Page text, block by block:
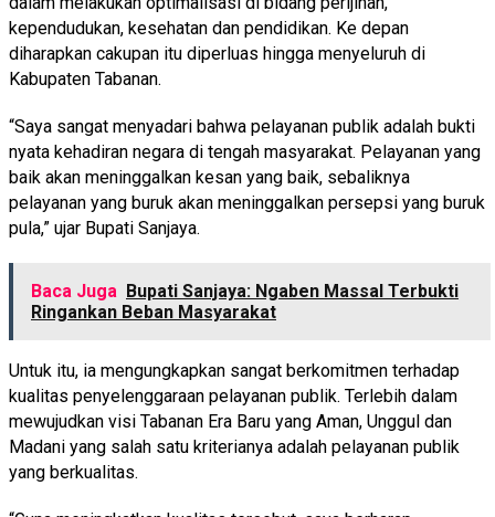
kependudukan, kesehatan dan pendidikan. Ke depan
diharapkan cakupan itu diperluas hingga menyeluruh di
Kabupaten Tabanan.
“Saya sangat menyadari bahwa pelayanan publik adalah bukti
nyata kehadiran negara di tengah masyarakat. Pelayanan yang
baik akan meninggalkan kesan yang baik, sebaliknya
pelayanan yang buruk akan meninggalkan persepsi yang buruk
pula,” ujar Bupati Sanjaya.
Baca Juga Bupati Sanjaya: Ngaben Massal Terbukti
Ringankan Beban Masyarakat
Untuk itu, ia mengungkapkan sangat berkomitmen terhadap
kualitas penyelenggaraan pelayanan publik. Terlebih dalam
mewujudkan visi Tabanan Era Baru yang Aman, Unggul dan
Madani yang salah satu kriterianya adalah pelayanan publik
yang berkualitas.